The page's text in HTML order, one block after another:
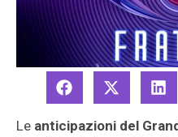
Le anticipazioni del